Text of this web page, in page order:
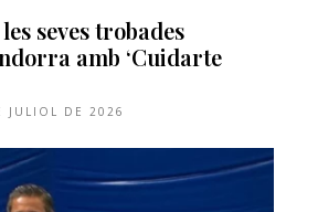
seves trobades
amb ‘Cuidarte
JULIOL DE 2026